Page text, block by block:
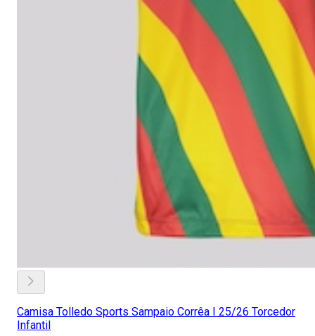
Camisa Tolledo Sports Sampaio Corrêa I 25/26 Torcedor
Infantil